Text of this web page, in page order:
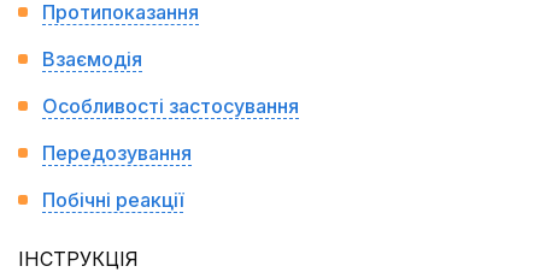
Протипоказання
Взаємодія
Особливості застосування
Передозування
Побічні реакції
ІНСТРУКЦІЯ